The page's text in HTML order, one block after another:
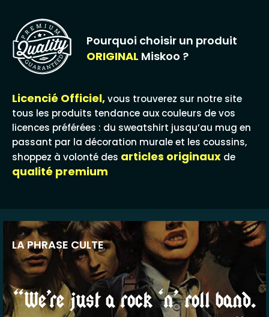
Pourquoi choisir un produit
ORIGINAL Miskoo ?
Licencié Officiel,vous trouverez sur notre site
tous les produits tendance aux couleurs de vos
licences préférées : du sweatshirt jusqu’au mug en
passant par la décoration murale et les coussins,
shoppez à volonté des articles originaux de
qualité premium
LA PHRASE CULTE
“We’re just a rock ‘n’ roll band.